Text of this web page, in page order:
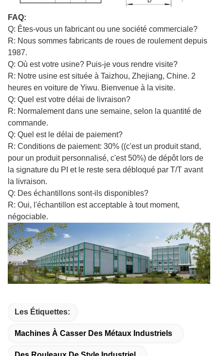
FAQ:
Q: Êtes-vous un fabricant ou une société commerciale?
R: Nous sommes fabricants de roues de roulement depuis
1987.
Q: Où est votre usine? Puis-je vous rendre visite?
R: Notre usine est située à Taizhou, Zhejiang, Chine. 2
heures en voiture de Yiwu. Bienvenue à la visite.
Q: Quel est votre délai de livraison?
R: Normalement dans une semaine, selon la quantité de
commande.
Q: Quel est le délai de paiement?
R: Conditions de paiement: 30% ((c'est un produit stand,
pour un produit personnalisé, c'est 50%) de dépôt lors de
la signature du PI et le reste sera débloqué par T/T avant
la livraison.
Q: Des échantillons sont-ils disponibles?
R: Oui, l'échantillon est acceptable à tout moment,
négociable.
Les Étiquettes:
Machines À Casser Des Métaux Industriels